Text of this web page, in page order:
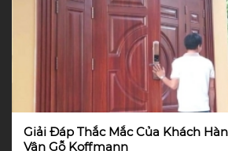
Giải Đáp Thắc Mắc Của Khách
Vân Gỗ Koffmann